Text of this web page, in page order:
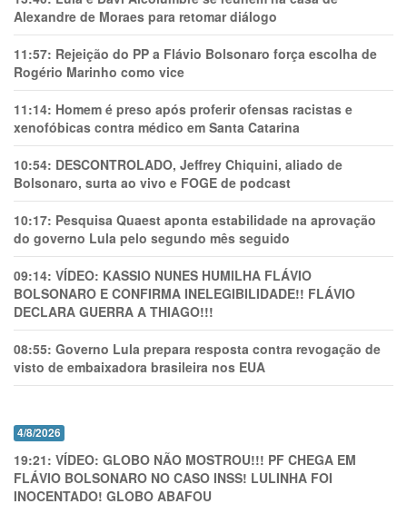
Alexandre de Moraes para retomar diálogo
11:57: Rejeição do PP a Flávio Bolsonaro força escolha de
Rogério Marinho como vice
11:14: Homem é preso após proferir ofensas racistas e
xenofóbicas contra médico em Santa Catarina
10:54: DESCONTROLADO, Jeffrey Chiquini, aliado de
Bolsonaro, surta ao vivo e FOGE de podcast
10:17: Pesquisa Quaest aponta estabilidade na aprovação
do governo Lula pelo segundo mês seguido
09:14: VÍDEO: KASSIO NUNES HUMlLHA FLÁVIO
BOLSONARO E CONFIRMA INELEGIBILIDADE!! FLÁVIO
DECLARA GUERRA A THIAGO!!!
08:55: Governo Lula prepara resposta contra revogação de
visto de embaixadora brasileira nos EUA
4/8/2026
19:21: VÍDEO: GLOBO NÃO MOSTROU!!! PF CHEGA EM
FLÁVIO BOLSONARO NO CASO INSS! LULINHA FOI
INOCENTADO! GLOBO ABAFOU